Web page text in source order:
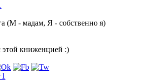
(М - мадам, Я - собственно я)
книженцией :)